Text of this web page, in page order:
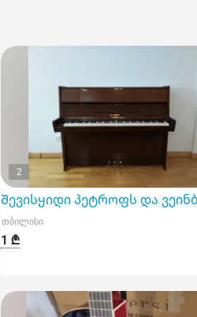
2
Შევისყიდი პეტროფს და
თბილისი
1 ₾